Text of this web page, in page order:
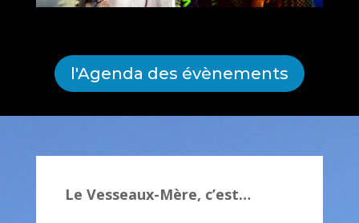
l'Agenda des évènements
Le Vesseaux-Mère, c’est…